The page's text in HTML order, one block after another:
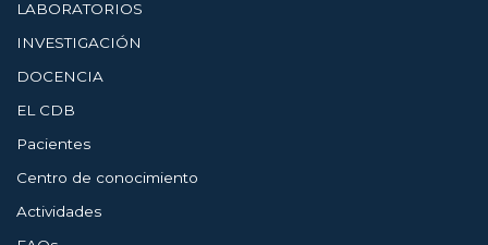
LABORATORIOS
INVESTIGACIÓN
DOCENCIA
EL CDB
Pacientes
Centro de conocimiento
Actividades